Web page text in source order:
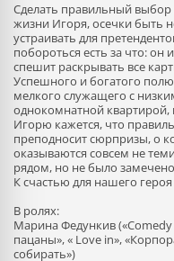
Сделать правильный выбор
жизни Игоря, осечки быть
устраивать для
побороться есть за что: он
спешит раскрывать все
Успешного и богатого
мелкого служащего с
однокомнатной квартирой,
Игорю кажется, что
преподносит сюрпризы, о
оказываются совсем не
рядом, но не было
К счастью для нашего
В ролях:
Марина Федункив
пацаны», « Love in»,
собирать»)